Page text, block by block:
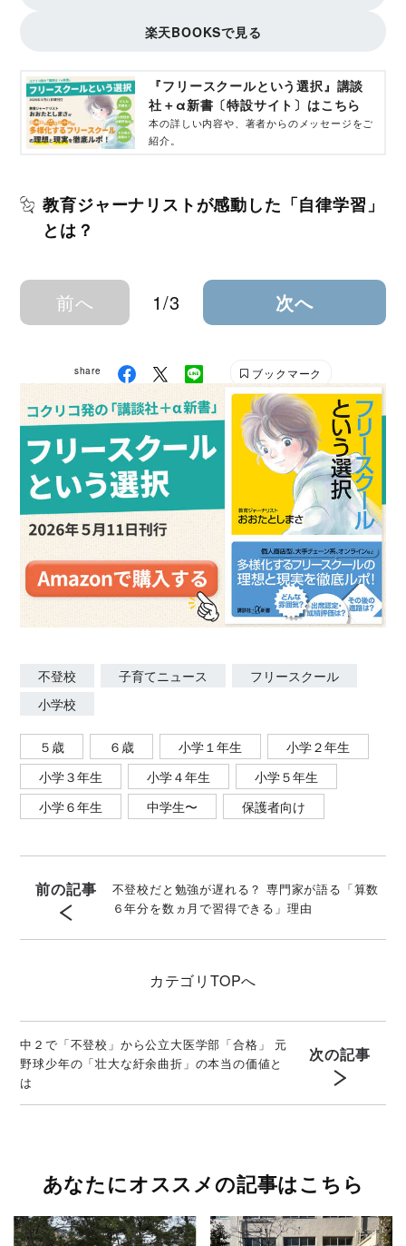
楽天BOOKSで見る
『フリースクールという選択』講談
社＋α新書〔特設サイト〕はこちら
本の詳しい内容や、著者からのメッセージをご
紹介。
教育ジャーナリストが感動した「自律学習」
とは？
前へ 1/3 次へ
share ブックマーク
不登校 子育てニュース
フリースクール
小学校
５歳 ６歳 小学１年生
小学２年生
小学３年生
小学４年生
小学５年生
小学６年生
中学生〜 保護者向け
前の記事
不登校だと勉強が遅れる？ 専門家が語る「算数
６年分を数ヵ月で習得できる」理由
カテゴリ TOPへ
中２で「不登校」から公立大医学部「合格」 元
野球少年の「壮大な紆余曲折」の本当の価値と
は
次の記事
あなたにオススメの記事はこちら